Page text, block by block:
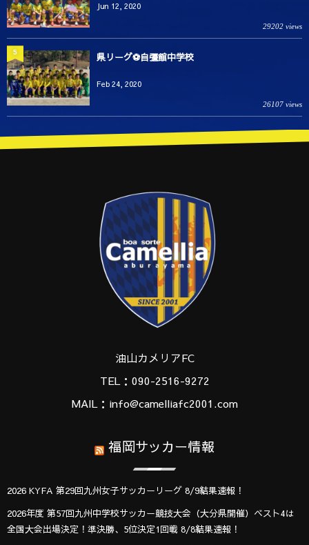
Jun 12, 2020
29202 views
県リーグ⚽️自彊館中学校
Feb 24, 2020
26107 views
5
油山カメリアFC
TEL：090-2516-9272
MAIL：info@camelliafc2001.com
福岡サッカー情報
2026 KYFA 第29回九州女子サッカーリーグ 8/9結果速報！
2026年度 第57回九州中学校サッカー競技大会（大分県開催）ベスト4は
全国大会出場決定！準決勝、5位決定1回戦 8/8結果速報！